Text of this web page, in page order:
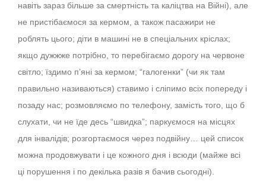
навіть зараз більше за смертність та каліцтва на Війні), але
не пристібаємося за кермом, а також пасажири не
роблять цього; діти в машині не в спеціальних кріслах;
якщо дужжже потрібно, то перебігаємо дорогу на червоне
світло; їздимо п’яні за кермом; “галогенки” (чи як там
правильно називаються) ставимо і сліпимо всіх попереду і
позаду нас; розмовляємо по телефону, замість того, що б
слухати, чи не їде десь “швидка”; паркуємося на місцях
для інвалідів; розгортаємося через подвійну… цей список
можна продовжувати і це кожного дня і всюди (майже всі
ці порушення і по декілька разів я бачив сьогодні).